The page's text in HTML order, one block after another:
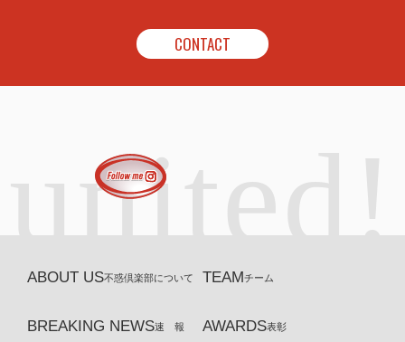
CONTACT
united!
ABOUT US不惑倶楽部について
BREAKING NEWS速 報
TEAMチーム
AWARDS表彰